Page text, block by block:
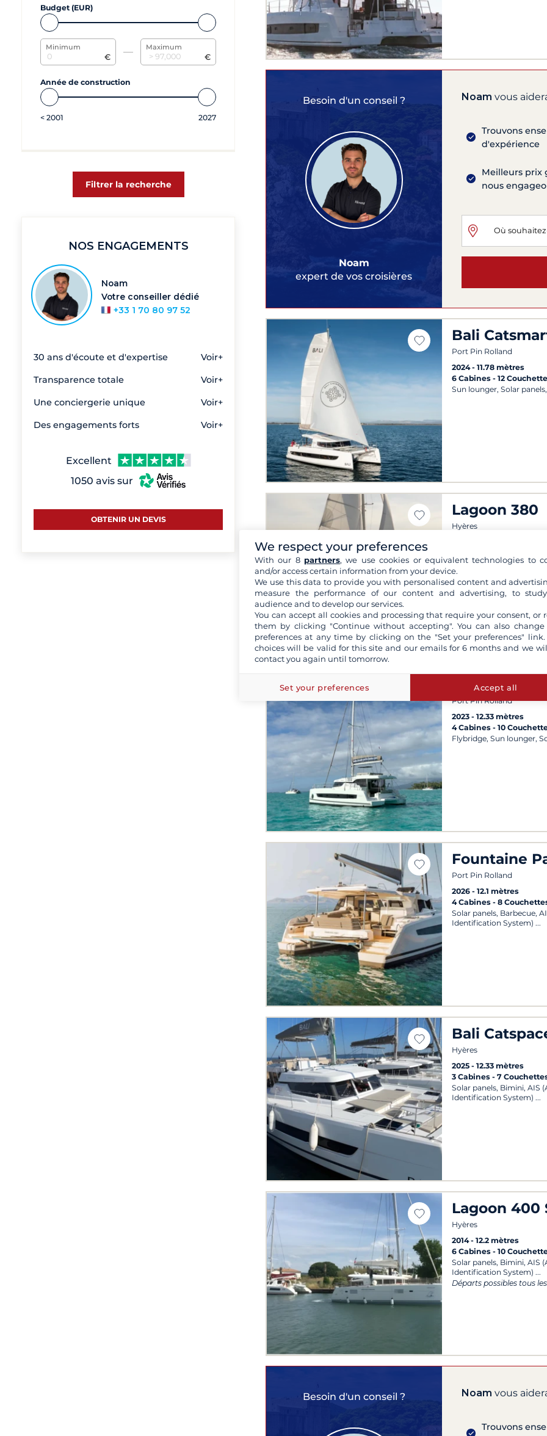
Budget (EUR)
Minimum
€
Maximum
€
Année de construction
< 2001 2027
Filtrer la recherche
NOS ENGAGEMENTS
Noam
Votre conseiller dédié
+33 1 70 80 97 52
30 ans d'écoute et d'expertise Voir+
Transparence totale Voir+
Une conciergerie unique Voir+
Des engagements forts Voir+
Excellent
1050 avis sur
OBTENIR UN DEVIS
Besoin d'un conseil ?
Noam
expert de vos croisières
Noam vous
Trouvons
d'expérience
Meilleurs prix
nous
Bali
Port Pin Rolland
2024
11.78 mètres
6 Cabines 12
Sun lounger, Solar
Lagoon 380
Hyères
Solar panels, Bimini, AIS
Identification System)
Départs possibles tous
Bali
Port Pin Rolland
2023
12.33 mètres
4 Cabines 10
Flybridge, Sun lounger,
Fountaine
Port Pin Rolland
2026
12.1 mètres
4 Cabines 8
Solar panels, Barbecue,
Identification System)
Bali
Hyères
2025
12.33 mètres
3 Cabines 7
Solar panels, Bimini, AIS
Identification System)
Lagoon 400
Hyères
2014
12.2 mètres
6 Cabines 10
Solar panels, Bimini, AIS
Identification System)
Départs possibles tous
Besoin d'un conseil ? Noam vous
Trouvons
We respect your preferences
With our 8 partners, we use cookies or equivalent technologies to
and/or access certain information from your device.
We use this data to provide you with personalised content and
measure the performance of our content and advertising, to
audience and to develop our services.
You can accept all cookies and processing that require your consent, or
them by clicking "Continue without accepting". You can also change
preferences at any time by clicking on the "Set your preferences" link.
choices will be valid for this site and our emails for 6 months and we
contact you again until tomorrow.
Set your preferences Accept all